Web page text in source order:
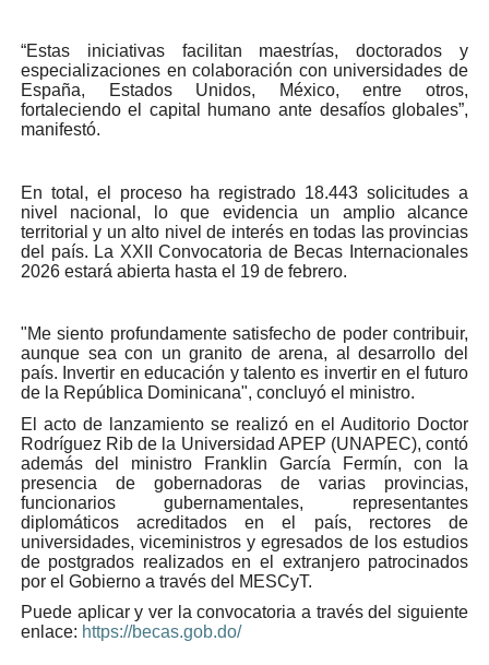
“Estas iniciativas facilitan maestrías, doctorados y
especializaciones en colaboración con universidades de
España, Estados Unidos, México, entre otros,
fortaleciendo el capital humano ante desafíos globales”,
manifestó.
En total, el proceso ha registrado 18.443 solicitudes a
nivel nacional, lo que evidencia un amplio alcance
territorial y un alto nivel de interés en todas las provincias
del país. La XXII Convocatoria de Becas Internacionales
2026 estará abierta hasta el 19 de febrero.
"Me siento profundamente satisfecho de poder contribuir,
aunque sea con un granito de arena, al desarrollo del
país. Invertir en educación y talento es invertir en el futuro
de la República Dominicana", concluyó el ministro.
El acto de lanzamiento se realizó en el Auditorio Doctor
Rodríguez Rib de la Universidad APEP (UNAPEC), contó
además del ministro Franklin García Fermín, con la
presencia de gobernadoras de varias provincias,
funcionarios gubernamentales, representantes
diplomáticos acreditados en el país, rectores de
universidades, viceministros y egresados de los estudios
de postgrados realizados en el extranjero patrocinados
por el Gobierno a través del MESCyT.
Puede aplicar y ver la convocatoria a través del siguiente
enlace: https://becas.gob.do/